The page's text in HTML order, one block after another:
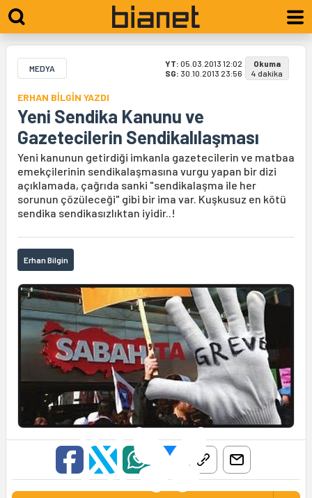
MEDYA YT: 05.03.2013 12:02
SG: 30.10.2013 23:56
Okuma
4 dakika
ERHAN BİLGİN YAZDI
Yeni Sendika Kanunu ve
Gazetecilerin Sendikalılaşması
Yeni kanunun getirdiği imkanla gazetecilerin ve matbaa
emekçilerinin sendikalaşmasına vurgu yapan bir dizi
açıklamada, çağrıda sanki "sendikalaşma ile her
sorunun çözüleceği" gibi bir ima var. Kuşkusuz en kötü
sendika sendikasızlıktan iyidir..!
Erhan Bilgin